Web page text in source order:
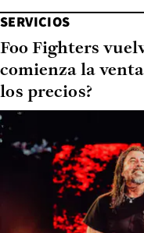
SERVICIOS
Foo Fighters
comienza la
los precios?